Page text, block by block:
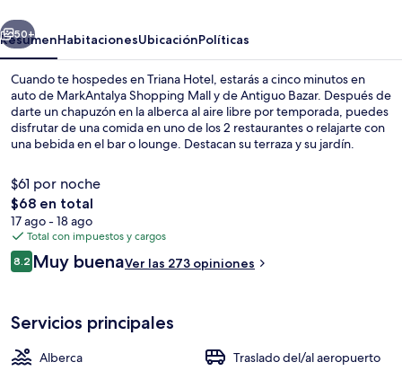
Siguiente
50+
ResumenHabitacionesUbicaciónPolíticas
Cuando te hospedes en Triana Hotel, estarás a cinco minutos en
auto de MarkAntalya Shopping Mall y de Antiguo Bazar. Después de
darte un chapuzón en la alberca al aire libre por temporada, puedes
disfrutar de una comida en uno de los 2 restaurantes o relajarte con
una bebida en el bar o lounge. Destacan su terraza y su jardín.
$61 por noche
El
precio
total
es
de
$68 en total
17 ago - 18 ago
Total con impuestos y cargos
Opiniones
8.28.2 de 10,
Muy buenaVer las 273 opiniones
Servicios principales
Alberca
Traslado del/al aeropuerto